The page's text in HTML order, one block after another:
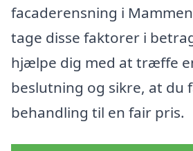
facaderensning i
tage disse faktorer i
hjælpe dig med at træffe
beslutning og sikre, at du
behandling til en fair pris.